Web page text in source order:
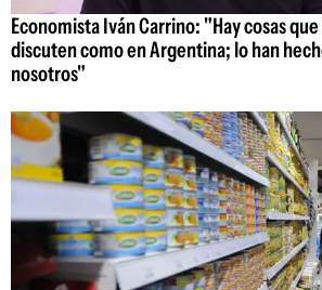
Economista Iván Carrino: "Hay cosas
discuten como en Argentina; lo han
nosotros"